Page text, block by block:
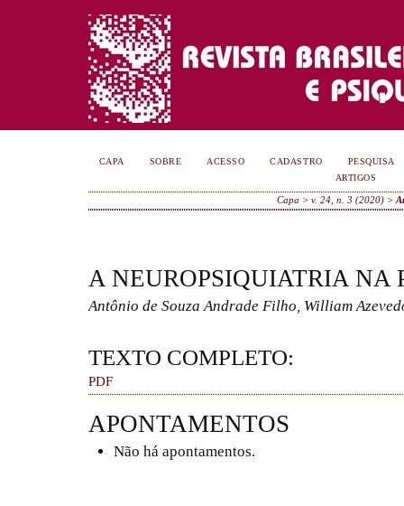
CAPA SOBRE ACESSO CADASTRO
PESQUISA
ARTIGOS
Capa > v. 24, n. 3 (2020)>
A NEUROPSIQUIATRIA NA
Antônio de Souza Andrade Filho, William
TEXTO COMPLETO:
PDF
APONTAMENTOS
Não há apontamentos.